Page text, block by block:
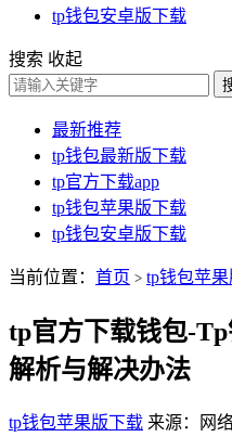
tp钱包安卓版下载
搜索 收起
最新推荐
tp钱包最新版下载
tp官方下载app
tp钱包苹果版下载
tp钱包安卓版下载
当前位置： 首页 > tp钱包苹
tp官方下载钱包-
解析与解决办法
tp钱包苹果版下载 来源：网